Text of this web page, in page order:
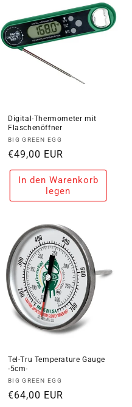
Digital-Thermometer mit
Flaschenöffner
Anbieter:
BIG GREEN EGG
Normaler
Preis
€49,00 EUR
In den Warenkorb
legen
Tel-Tru Temperature Gauge
-5cm-
Anbieter:
BIG GREEN EGG
Normaler
€64,00 EUR